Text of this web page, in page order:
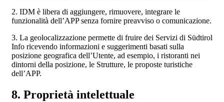
2. IDM è libera di aggiungere, rimuovere, integrare le
funzionalità dell’APP senza fornire preavviso o comunicazione.
3. La geolocalizzazione permette di fruire dei Servizi di Südtirol
Info ricevendo informazioni e suggerimenti basati sulla
posizione geografica dell’Utente, ad esempio, i ristoranti nei
dintorni della posizione, le Strutture, le proposte turistiche
dell’APP.
8. Proprietà intelettuale